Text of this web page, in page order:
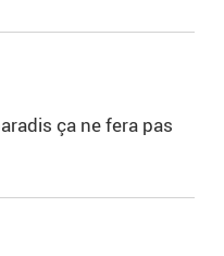
ça ne fera pas